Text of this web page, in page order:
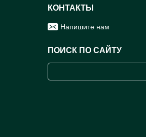
КОНТАКТЫ
Напишите нам
ПОИСК ПО САЙТУ